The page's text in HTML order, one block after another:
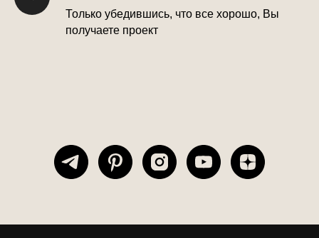
Только убедившись, что все хорошо, Вы
получаете проект